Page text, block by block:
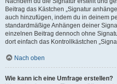
Beitrag das Kästchen „Signatur
auch hinzufügen, indem du in deinem
standardmäßige Anhängen deiner
einzelnen Beitrag dennoch ohne
dort einfach das Kontrollkästchen
Nach oben
Wie kann ich eine Umfrage erstellen?